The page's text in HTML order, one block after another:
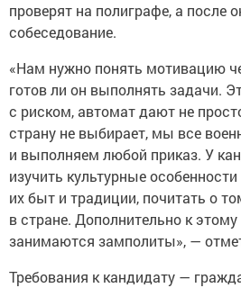
проверят на полиграфе, а после
собеседование.
«Нам нужно понять мотивацию
готов ли он выполнять задачи.
с риском, автомат дают не
страну не выбирает, мы все
и выполняем любой приказ. У
изучить культурные
их быт и традиции, почитать о
в стране. Дополнительно к этому
занимаются замполиты», —
Требования к кандидату —